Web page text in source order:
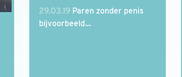
29.03.19 Paren zonder penis
bijvoorbeeld...